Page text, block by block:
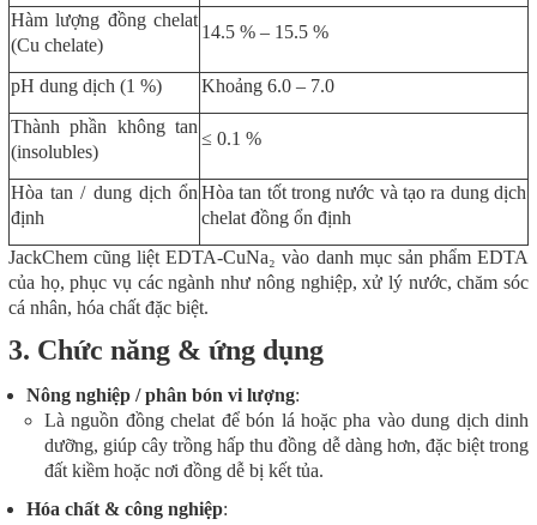
Hàm lượng đồng chelat
(Cu chelate)
14.5 % – 15.5 %
pH dung dịch (1 %)
Khoảng 6.0 – 7.0
Thành phần không tan
(insolubles)
≤ 0.1 %
Hòa tan / dung dịch ổn
định
Hòa tan tốt trong nước và tạo ra dung dịch
chelat đồng ổn định
JackChem cũng liệt EDTA-CuNa₂ vào danh mục sản phẩm EDTA
của họ, phục vụ các ngành như nông nghiệp, xử lý nước, chăm sóc
cá nhân, hóa chất đặc biệt.
3. Chức năng & ứng dụng
Nông nghiệp / phân bón vi lượng:
Là nguồn đồng chelat để bón lá hoặc pha vào dung dịch dinh
dưỡng, giúp cây trồng hấp thu đồng dễ dàng hơn, đặc biệt trong
đất kiềm hoặc nơi đồng dễ bị kết tủa.
Hóa chất & công nghiệp: